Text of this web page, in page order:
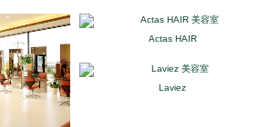
Actas HAIR
Laviez